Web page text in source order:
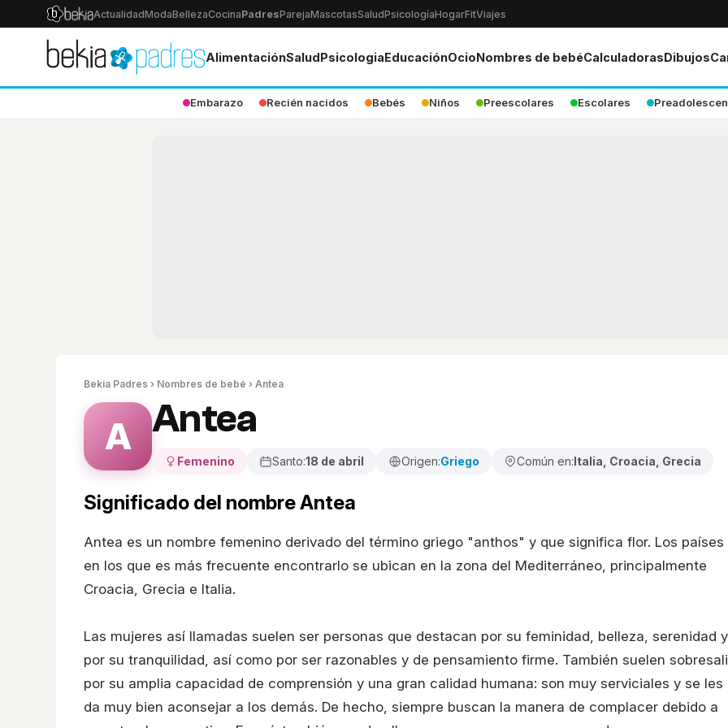
ActualidadModaBellezaCocinaPadresParejaMascotasSaludPsicologíaHogarFitViajes
AlimentaciónSaludPsicologiaEducaciónOcioNombres de bebéCalculadorasDibujos
Embarazo Recién nacidos Bebés Niños Preescolares Escolares
Bekia Padres › Nombres de bebé › Antea
A Antea
Femenino Santo:18 de abril Origen:Griego Común en:Italia, Croacia, Grecia
Significado del nombre Antea
Antea es un nombre femenino derivado del término griego "anthos" y que significa flor. Los países
en los que es más frecuente encontrarlo se ubican en la zona del Mediterráneo, principalmente
Croacia, Grecia e Italia.
Las mujeres así llamadas suelen ser personas que destacan por su feminidad, belleza, serenidad y
por su tranquilidad, así como por ser razonables y de pensamiento firme. También suelen
por su amplia capacidad de comprensión y una gran calidad humana: son muy serviciales y se les
da muy bien aconsejar a los demás. De hecho, siempre buscan la manera de complacer debido a